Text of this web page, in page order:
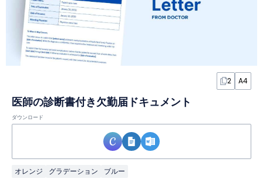
2 A4
医師の診断書付き欠勤届ドキュメント
ダウンロード
オレンジ グラデーション ブルー